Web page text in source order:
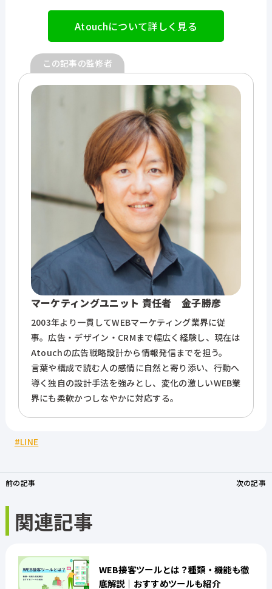
Atouchについて詳しく見る
この記事の監修者
マーケティングユニット 責任者 金子勝彦
2003年より一貫してWEBマーケティング業界に従
事。広告・デザイン・CRMまで幅広く経験し、現在は
Atouchの広告戦略設計から情報発信までを担う。
言葉や構成で読む人の感情に自然と寄り添い、行動へ
導く独自の設計手法を強みとし、変化の激しいWEB業
界にも柔軟かつしなやかに対応する。
LINE
前の記事 次の記事
関連記事
WEB接客ツールとは？種類・機能も徹
底解説｜おすすめツールも紹介